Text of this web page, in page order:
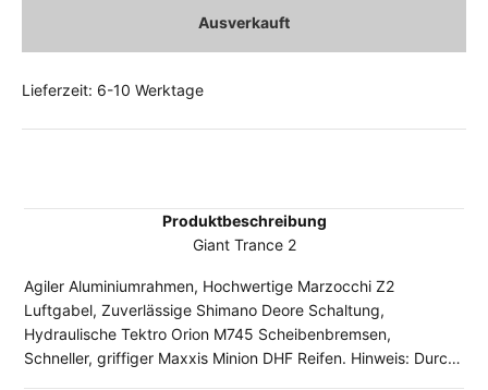
Ausverkauft
Lieferzeit: 6-10 Werktage
Produktbeschreibung
Giant Trance 2
Agiler Aluminiumrahmen, Hochwertige Marzocchi Z2
Luftgabel, Zuverlässige Shimano Deore Schaltung,
Hydraulische Tektro Orion M745 Scheibenbremsen,
Schneller, griffiger Maxxis Minion DHF Reifen. Hinweis: Durch